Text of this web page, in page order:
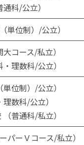
科/公立）
単位制）/公立）
コース/私立）
理数科/公立）
位制）/公立）
数科/公立）
普通科/私立）
パーＶコース/私立）